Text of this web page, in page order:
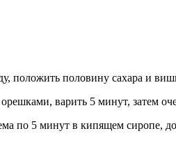
положить половину сахара и
варить 5 минут, затем
по 5 минут в кипящем сиропе,